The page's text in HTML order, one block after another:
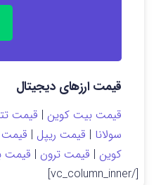
قیمت ارزهای دیجیتال
قیمت بیت کوین | قیمت
سولانا | قیمت ریپل |
کوین | قیمت ترون | قیمت
[/vc_column_inner]